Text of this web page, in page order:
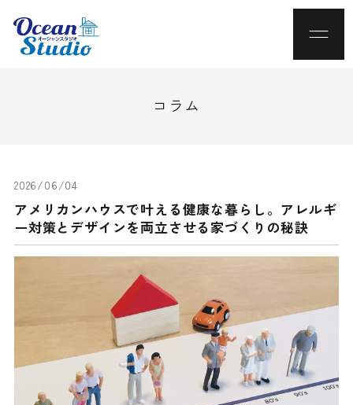
コラム
2026/06/04
アメリカンハウスで叶える健康な暮らし。アレルギ
ー対策とデザインを両立させる家づくりの秘訣